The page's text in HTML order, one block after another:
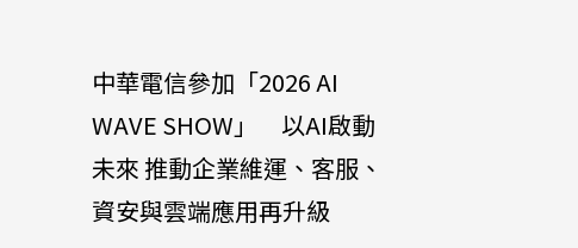
中華電信參加「2026 AI
WAVE SHOW」 以AI啟動
未來 推動企業維運、客服、
資安與雲端應用再升級